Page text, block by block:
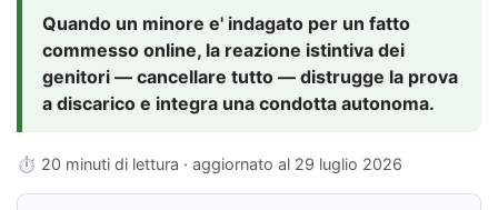
Quando un minore e' indagato per un fatto
commesso online, la reazione istintiva dei
genitori — cancellare tutto — distrugge la prova
a discarico e integra una condotta autonoma.
⏱ 20 minuti di lettura · aggiornato al 29 luglio 2026